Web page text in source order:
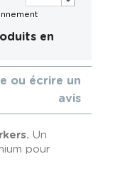
en
ou écrire un
avis
Un
pour